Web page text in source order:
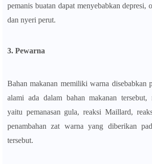
pemanis buatan dapat menyebabkan depresi,
dan nyeri perut.
3. Pewarna
Bahan makanan memiliki warna disebabkan
alami ada dalam bahan makanan tersebut,
yaitu pemanasan gula, reaksi Maillard,
penambahan zat warna yang diberikan
tersebut.